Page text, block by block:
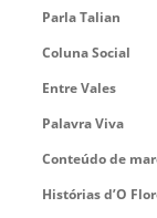
Parla Talian
Coluna Social
Entre Vales
Palavra Viva
Conteúdo de
Histórias d’O